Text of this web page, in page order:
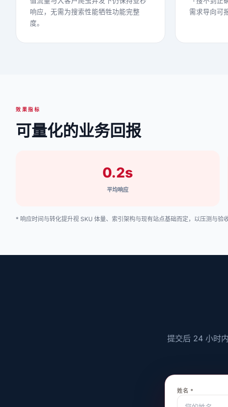
响应，无需为搜索性能牺牲功能完整
度。
需求导向可
效果指标
可量化的业务回报
0.2s
平均响应
* 响应时间与转化提升视 SKU 体量、索引架构与现有站点基础而定，以压测与验收
提交后 24 小时
姓名 *